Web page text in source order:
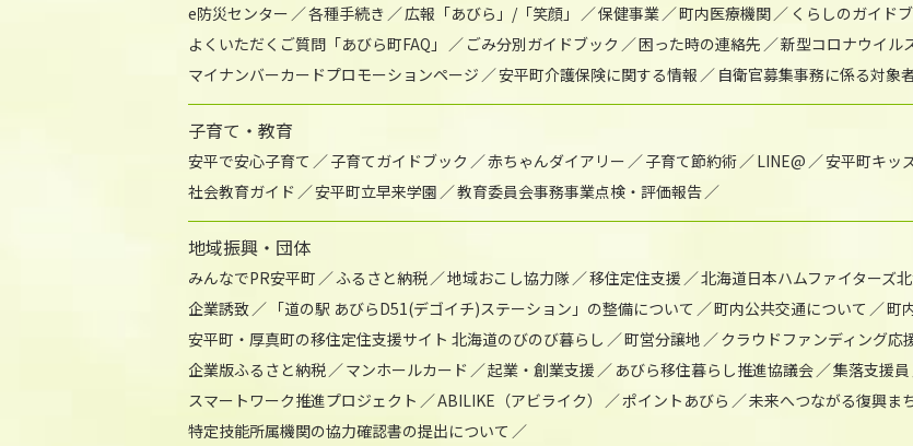
e防災センター 各種手続き 広報「あびら」/「笑顔」 保健事業 町内医療機関 くらしのガイド
よくいただくご質問「あびら町FAQ」
ごみ分別ガイドブック 困った時の連絡先
新型コロナウイル
マイナンバーカードプロモーションページ
安平町介護保険に関する情報 自衛官募集事務に係る対象
子育て・教育
安平で安心子育て 子育てガイドブック 赤ちゃんダイアリー 子育て節約術 LINE@ 安平町キッ
社会教育ガイド
安平町立早来学園 教育委員会事務事業点検・評価報告
地域振興・団体
みんなでPR安平町 ふるさと納税 地域おこし協力隊 移住定住支援 北海道日本ハムファイターズ
企業誘致
「道の駅 あびらD51(デゴイチ)ステーション」の整備について 町内公共交通について 町
安平町・厚真町の移住定住支援サイト 北海道のびのび暮らし
町営分譲地 クラウドファンディング応
企業版ふるさと納税
マンホールカード 起業・創業支援 あびら移住暮らし推進協議会 集落支援員
スマートワーク推進プロジェクト
ABILIKE（アビライク） ポイントあびら 未来へつながる復興ま
特定技能所属機関の協力確認書の提出について